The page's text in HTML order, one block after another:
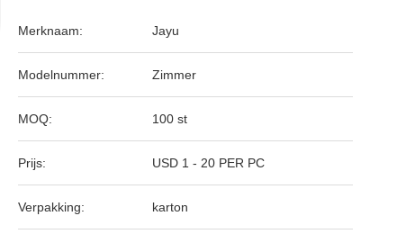
Merknaam: Jayu
Modelnummer: Zimmer
MOQ: 100 st
Prijs: USD 1 - 20 PER PC
Verpakking: karton